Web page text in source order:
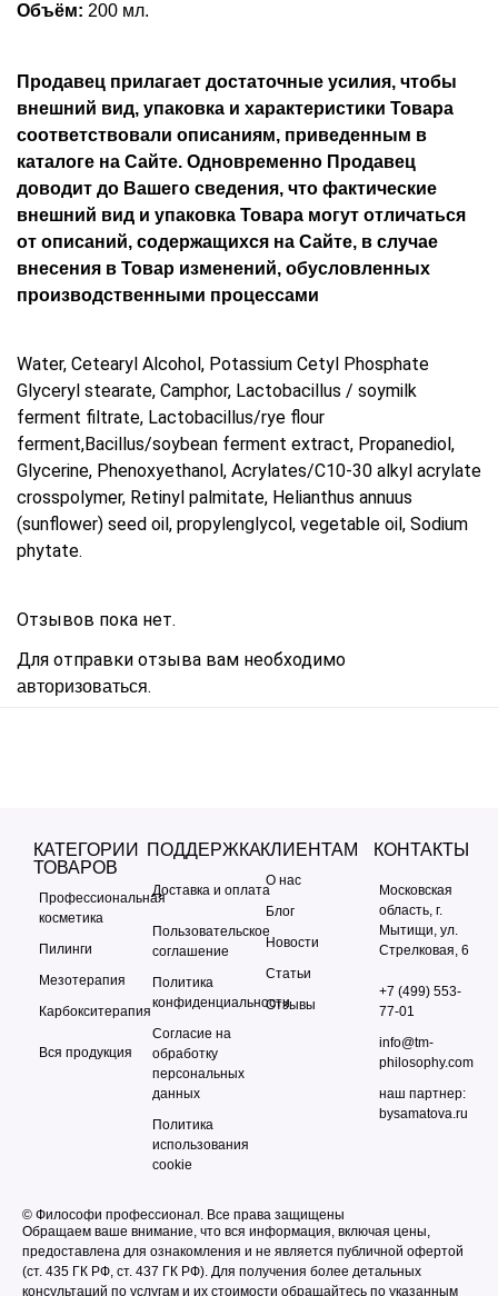
Объём: 200 мл.
Продавец прилагает достаточные усилия, чтобы
внешний вид, упаковка и характеристики Товара
соответствовали описаниям, приведенным в
каталоге на Сайте. Одновременно Продавец
доводит до Вашего сведения, что фактические
внешний вид и упаковка Товара могут отличаться
от описаний, содержащихся на Сайте, в случае
внесения в Товар изменений, обусловленных
производственными процессами
Water, Cetearyl Alcohol, Potassium Cetyl Phosphate
Glyceryl stearate, Camphor, Lactobacillus / soymilk
ferment filtrate, Lactobacillus/rye flour
ferment,Bacillus/soybean ferment extract, Propanediol,
Glycerine, Phenoxyethanol, Acrylates/C10-30 alkyl acrylate
crosspolymer, Retinyl palmitate, Helianthus annuus
(sunflower) seed oil, propylenglycol, vegetable oil, Sodium
phytate.
Отзывов пока нет.
Для отправки отзыва вам необходимо
авторизоваться.
КАТЕГОРИИ
ТОВАРОВ
Профессиональная
косметика
Пилинги
Мезотерапия
Карбокситерапия
Вся продукция
ПОДДЕРЖКА
Доставка и оплата
Пользовательское
соглашение
Политика
конфиденциальности
Согласие на
обработку
персональных
данных
Политика
использования
cookie
КЛИЕНТАМ
О нас
Блог
Новости
Статьи
Отзывы
КОНТАКТЫ
Московская
область, г.
Мытищи, ул.
Стрелковая, 6
+7 (499) 553-
77-01
info@tm-
philosophy.com
наш партнер:
bysamatova.ru
© Философи профессионал. Все права защищены
Обращаем ваше внимание, что вся информация, включая цены,
предоставлена для ознакомления и не является публичной офертой
(ст. 435 ГК РФ, cт. 437 ГК РФ). Для получения более детальных
консультаций по услугам и их стоимости обращайтесь по указанным